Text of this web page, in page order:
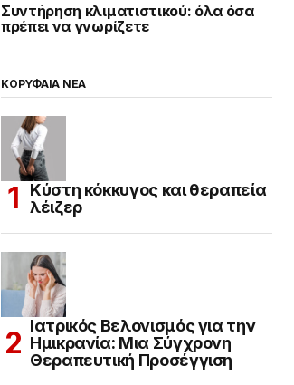
Συντήρηση κλιματιστικού: όλα όσα
πρέπει να γνωρίζετε
ΚΟΡΥΦΑΙΑ ΝΕΑ
Κύστη κόκκυγος και θεραπεία
λέιζερ
Ιατρικός Βελονισμός για την
Ημικρανία: Μια Σύγχρονη
Θεραπευτική Προσέγγιση